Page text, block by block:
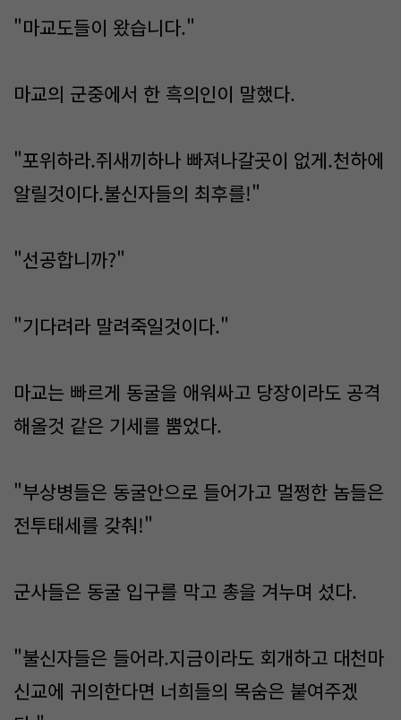
"마교도들이 왔습니다."
마교의 군중에서 한 흑의인이 말했다.
"포위하라.쥐새끼하나 빠져나갈곳이 없게.천하에
알릴것이다.불신자들의 최후를!"
"선공합니까?"
"기다려라 말려죽일것이다."
마교는 빠르게 동굴을 애워싸고 당장이라도 공격
해올것 같은 기세를 뿜었다.
"부상병들은 동굴안으로 들어가고 멀쩡한 놈들은
전투태세를 갖춰!"
군사들은 동굴 입구를 막고 총을 겨누며 섰다.
"불신자들은 들어라.지금이라도 회개하고 대천마
신교에 귀의한다면 너희들의 목숨은 붙여주겠